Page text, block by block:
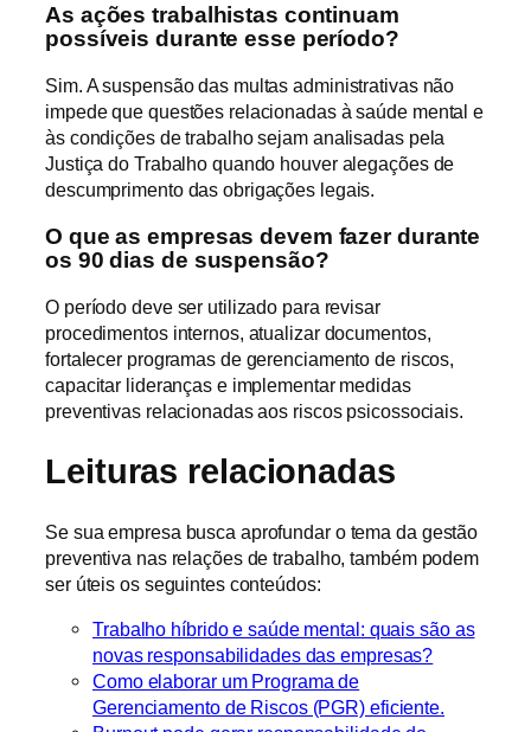
As ações trabalhistas continuam
possíveis durante esse período?
Sim. A suspensão das multas administrativas não
impede que questões relacionadas à saúde mental e
às condições de trabalho sejam analisadas pela
Justiça do Trabalho quando houver alegações de
descumprimento das obrigações legais.
O que as empresas devem fazer durante
os 90 dias de suspensão?
O período deve ser utilizado para revisar
procedimentos internos, atualizar documentos,
fortalecer programas de gerenciamento de riscos,
capacitar lideranças e implementar medidas
preventivas relacionadas aos riscos psicossociais.
Leituras relacionadas
Se sua empresa busca aprofundar o tema da gestão
preventiva nas relações de trabalho, também podem
ser úteis os seguintes conteúdos:
Trabalho híbrido e saúde mental: quais são as
novas responsabilidades das empresas?
Como elaborar um Programa de
Gerenciamento de Riscos (PGR) eficiente.